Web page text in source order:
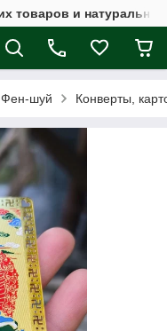
товаров и
Фен-шуй Конверты,